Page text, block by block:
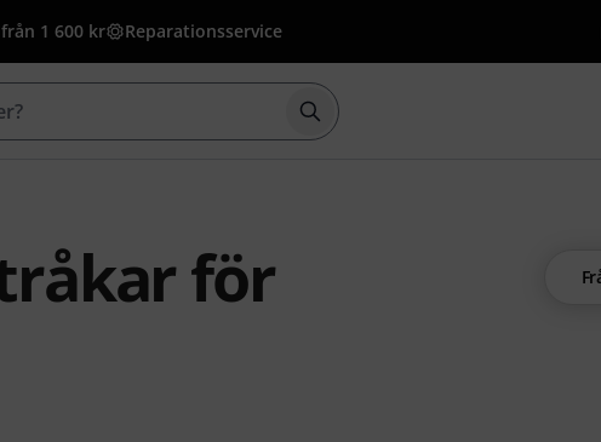
1 600 kr Reparationsservice
Börja sökningen med
för